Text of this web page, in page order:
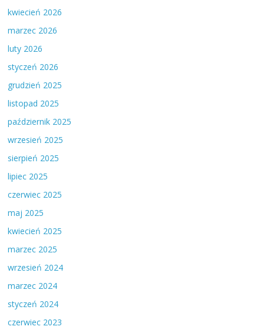
kwiecień 2026
marzec 2026
luty 2026
styczeń 2026
grudzień 2025
listopad 2025
październik 2025
wrzesień 2025
sierpień 2025
lipiec 2025
czerwiec 2025
maj 2025
kwiecień 2025
marzec 2025
wrzesień 2024
marzec 2024
styczeń 2024
czerwiec 2023